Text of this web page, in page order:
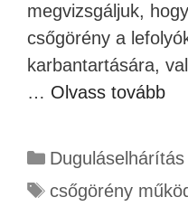
megvizsgáljuk,
csőgörény a
karbantartására,
… Olvass tovább
csőgörény